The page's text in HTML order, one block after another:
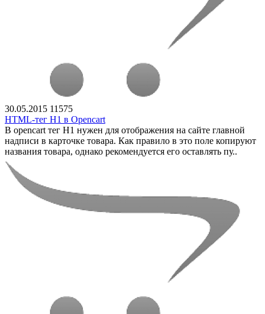
30.05.2015 11575
HTML-тег H1 в Opencart
В opencart тег H1 нужен для отображения на сайте главной
надписи в карточке товара. Как правило в это поле копируют
названия товара, однако рекомендуется его оставлять пу..